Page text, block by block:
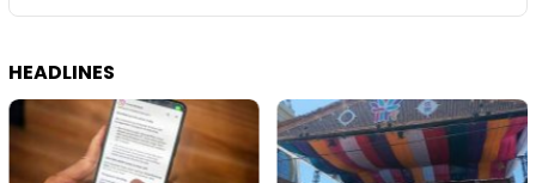
HEADLINES